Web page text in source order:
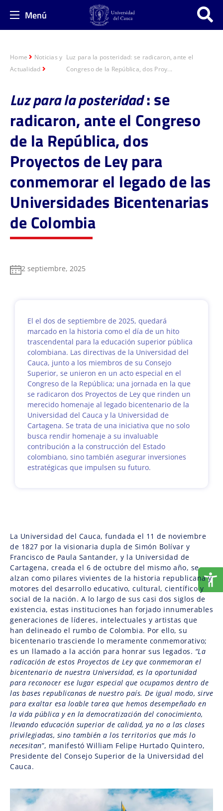
Menú
Home
Noticias y
Actualidad
Luz para la posteridad: se radicaron, ante el
Congreso de la República, dos Proy...
Luz para la posteridad: se
radicaron, ante el Congreso
de la República, dos
Proyectos de Ley para
conmemorar el legado de las
Universidades Bicentenarias
de Colombia
2 septiembre, 2025
El el dos de septiembre de 2025, quedará
marcado en la historia como el día de un hito
trascendental para la educación superior pública
colombiana. Las directivas de la Universidad del
Cauca, junto a los miembros de su Consejo
Superior, se unieron en un acto especial en el
Congreso de la República; una jornada en la que
se radicaron dos Proyectos de Ley que rinden un
merecido homenaje al legado bicentenario de la
Universidad del Cauca y la Universidad de
Cartagena. Se trata de una iniciativa que no solo
busca rendir homenaje a su invaluable
contribución a la construcción del Estado
colombiano, sino también asegurar inversiones
estratégicas que impulsen su futuro.
La Universidad del Cauca, fundada el 11 de noviembre
de 1827 por la visionaria dupla de Simón Bolívar y
Francisco de Paula Santander, y la Universidad de
Cartagena, creada el 6 de octubre del mismo año, se
alzan como pilares vivientes de la historia republicana y
motores del desarrollo educativo, cultural, científico y
social de la nación. A lo largo de sus casi dos siglos de
existencia, estas instituciones han forjado innumerables
generaciones de líderes, intelectuales y artistas que
han delineado el rumbo de Colombia. Por ello, su
bicentenario trasciende lo meramente conmemorativo;
es un llamado a la acción para honrar sus legados. “La
radicación de estos Proyectos de Ley que conmemoran el
bicentenario de nuestra Universidad, es la oportunidad
para reconocer ese lugar especial que ocupamos dentro de
las bases republicanas de nuestro país. De igual modo, sirve
para exaltar esa loable tarea que hemos desempeñado en
la vida pública y en la democratización del conocimiento,
llevando educación superior de calidad, ya no a las clases
privilegiadas, sino también a los territorios que más lo
necesitan”, manifestó William Felipe Hurtado Quintero,
Presidente del Consejo Superior de la Universidad del
Cauca.